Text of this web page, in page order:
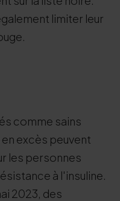
limiter leur
comme sains
excès peuvent
les personnes
à l'insuline.
2023, des